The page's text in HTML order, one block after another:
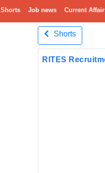
Shorts Job news Current
Shorts
RITES